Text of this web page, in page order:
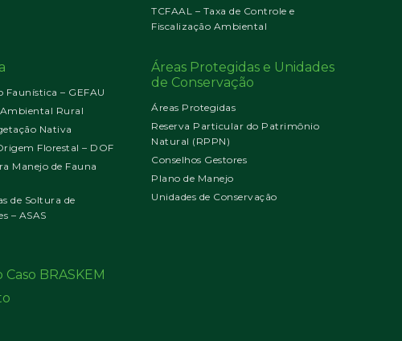
TCFAAL – Taxa de Controle e
Fiscalização Ambiental
Faunística – GEFAU
Rural
Nativa
Florestal – DOF
Manejo de Fauna
de Soltura de
– ASAS
Áreas Protegidas e Unidades
de Conservação
Áreas Protegidas
Reserva Particular do Patrimônio
Natural (RPPN)
Conselhos Gestores
Plano de Manejo
Unidades de Conservação
Caso BRASKEM